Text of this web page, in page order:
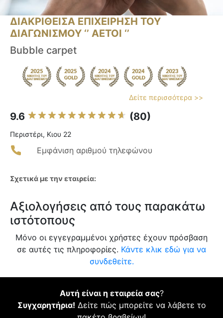
ΔΙΑΚΡΙΘΕΙΣΑ ΕΠΙΧΕΙΡΗΣΗ ΤΟΥ
ΔΙΑΓΩΝΙΣΜΟΥ ‘’ ΑΕΤΟΙ ‘’
Bubble carpet
Δείτε περισσότερα >>
9.6 (80)
Περιστέρι, Κιου 22
Εμφάνιση αριθμού τηλεφώνου
Σχετικά με την εταιρεία:
Αξιολογήσεις από τους παρακάτω
ιστότοπους
Μόνο οι εγγεγραμμένοι χρήστες έχουν πρόσβαση
σε αυτές τις πληροφορίες. Κάντε κλικ εδώ για να
συνδεθείτε.
Αυτή είναι η εταιρεία σας?
Συγχαρητήρια! Δείτε πώς μπορείτε να λάβετε το